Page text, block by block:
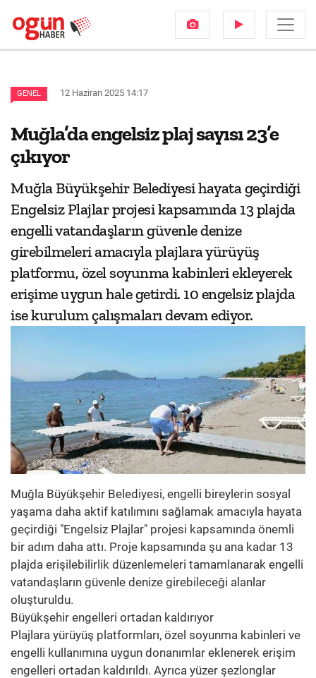
GENEL 12 Haziran 2025 14:17
Muğla’da engelsiz plaj sayısı 23’e
çıkıyor
Muğla Büyükşehir Belediyesi hayata geçirdiği
Engelsiz Plajlar projesi kapsamında 13 plajda
engelli vatandaşların güvenle denize
girebilmeleri amacıyla plajlara yürüyüş
platformu, özel soyunma kabinleri ekleyerek
erişime uygun hale getirdi. 10 engelsiz plajda
ise kurulum çalışmaları devam ediyor.
Muğla Büyükşehir Belediyesi, engelli bireylerin sosyal
yaşama daha aktif katılımını sağlamak amacıyla hayata
geçirdiği "Engelsiz Plajlar" projesi kapsamında önemli
bir adım daha attı. Proje kapsamında şu ana kadar 13
plajda erişilebilirlik düzenlemeleri tamamlanarak engelli
vatandaşların güvenle denize girebileceği alanlar
oluşturuldu.
Büyükşehir engelleri ortadan kaldırıyor
Plajlara yürüyüş platformları, özel soyunma kabinleri ve
engelli kullanımına uygun donanımlar eklenerek erişim
engelleri ortadan kaldırıldı. Ayrıca yüzer şezlonglar